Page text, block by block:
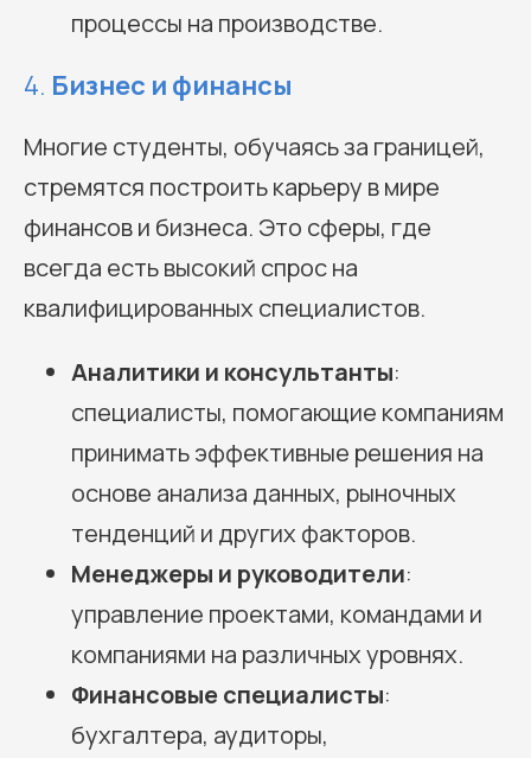
процессы на производстве.
4. Бизнес и финансы
Многие студенты, обучаясь за границей,
стремятся построить карьеру в мире
финансов и бизнеса. Это сферы, где
всегда есть высокий спрос на
квалифицированных специалистов.
Аналитики и консультанты:
специалисты, помогающие компаниям
принимать эффективные решения на
основе анализа данных, рыночных
тенденций и других факторов.
Менеджеры и руководители:
управление проектами, командами и
компаниями на различных уровнях.
Финансовые специалисты:
бухгалтера, аудиторы,